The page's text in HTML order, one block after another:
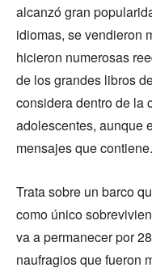
alcanzó gran
idiomas, se vendieron
hicieron numerosas
de los grandes libros
considera dentro de la
adolescentes, aunque
mensajes que contiene.
Trata sobre un barco
como único
va a permanecer por
naufragios que fueron